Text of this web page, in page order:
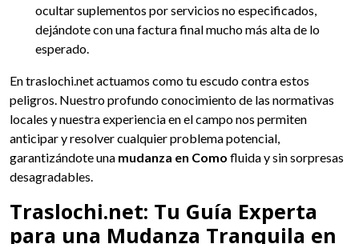
ocultar suplementos por servicios no especificados,
dejándote con una factura final mucho más alta de lo
esperado.
En traslochi.net actuamos como tu escudo contra estos
peligros. Nuestro profundo conocimiento de las normativas
locales y nuestra experiencia en el campo nos permiten
anticipar y resolver cualquier problema potencial,
garantizándote una mudanza en Como fluida y sin sorpresas
desagradables.
Traslochi.net: Tu Guía Experta
para una Mudanza Tranquila en